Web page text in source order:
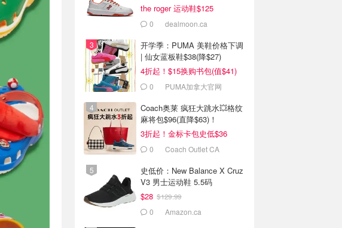
the roger 运动鞋$125
0 dealmoon.ca
开学季：PUMA 美鞋价格下调
| 仙女蓝板鞋$38(降$27)
4折起！$15换购书包(值$41)
0 PUMA加拿大官网
Coach奥莱 疯狂大跳水💥格纹
麻将包$96(直降$63)！
3折起！金标卡包史低$36
0 Coach Outlet CA
史低价：New Balance X Cruz
V3 男士运动鞋 5.5码
$28 $129.99
0 Amazon.ca